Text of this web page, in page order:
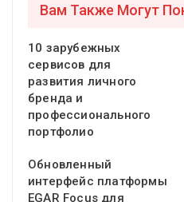
Вам Также Могут
10 зарубежных
сервисов для
развития личного
бренда и
профессионального
портфолио
Обновленный
интерфейс платформы
EGAR Focus для